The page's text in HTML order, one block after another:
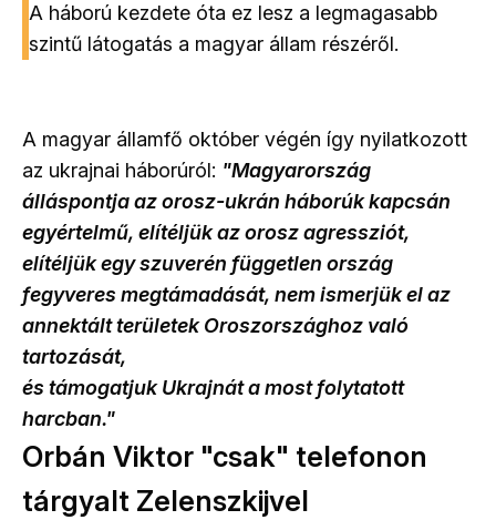
A háború kezdete óta ez lesz a legmagasabb
szintű látogatás a magyar állam részéről.
A magyar államfő október végén így nyilatkozott
az ukrajnai háborúról: "Magyarország
álláspontja az orosz-ukrán háborúk kapcsán
egyértelmű, elítéljük az orosz agressziót,
elítéljük egy szuverén független ország
fegyveres megtámadását, nem ismerjük el az
annektált területek Oroszországhoz való
tartozását,
és támogatjuk Ukrajnát a most folytatott
harcban."
Orbán Viktor "csak" telefonon
tárgyalt Zelenszkijvel